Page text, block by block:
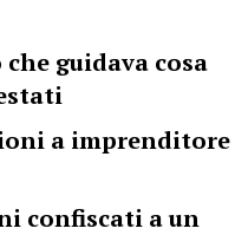
guidava cosa
a imprenditore
confiscati a un